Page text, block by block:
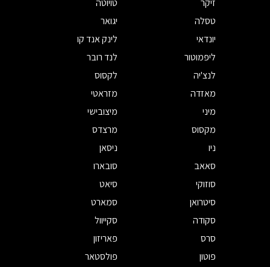
טסלה
יגואר
יונדאי
לינק אנד קו
ליפמוטור
לנד רובר
לנצ'יה
לקסוס
מאזדה
מזראטי
מיני
מיצובישי
מקסוס
מרצדס
ניו
ניסאן
סאאב
סובארו
סוזוקי
סיאט
סיטרואן
סמארט
סקודה
סקייוול
סרס
פאריזון
פוטון
פולסטאר